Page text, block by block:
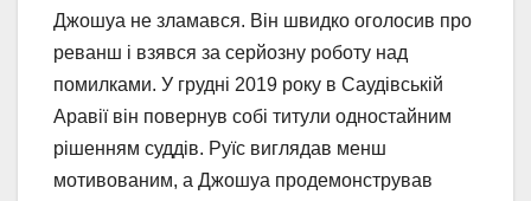
Джошуа не зламався. Він швидко оголосив про
реванш і взявся за серйозну роботу над
помилками. У грудні 2019 року в Саудівській
Аравії він повернув собі титули одностайним
рішенням суддів. Руїс виглядав менш
мотивованим, а Джошуа продемонстрував